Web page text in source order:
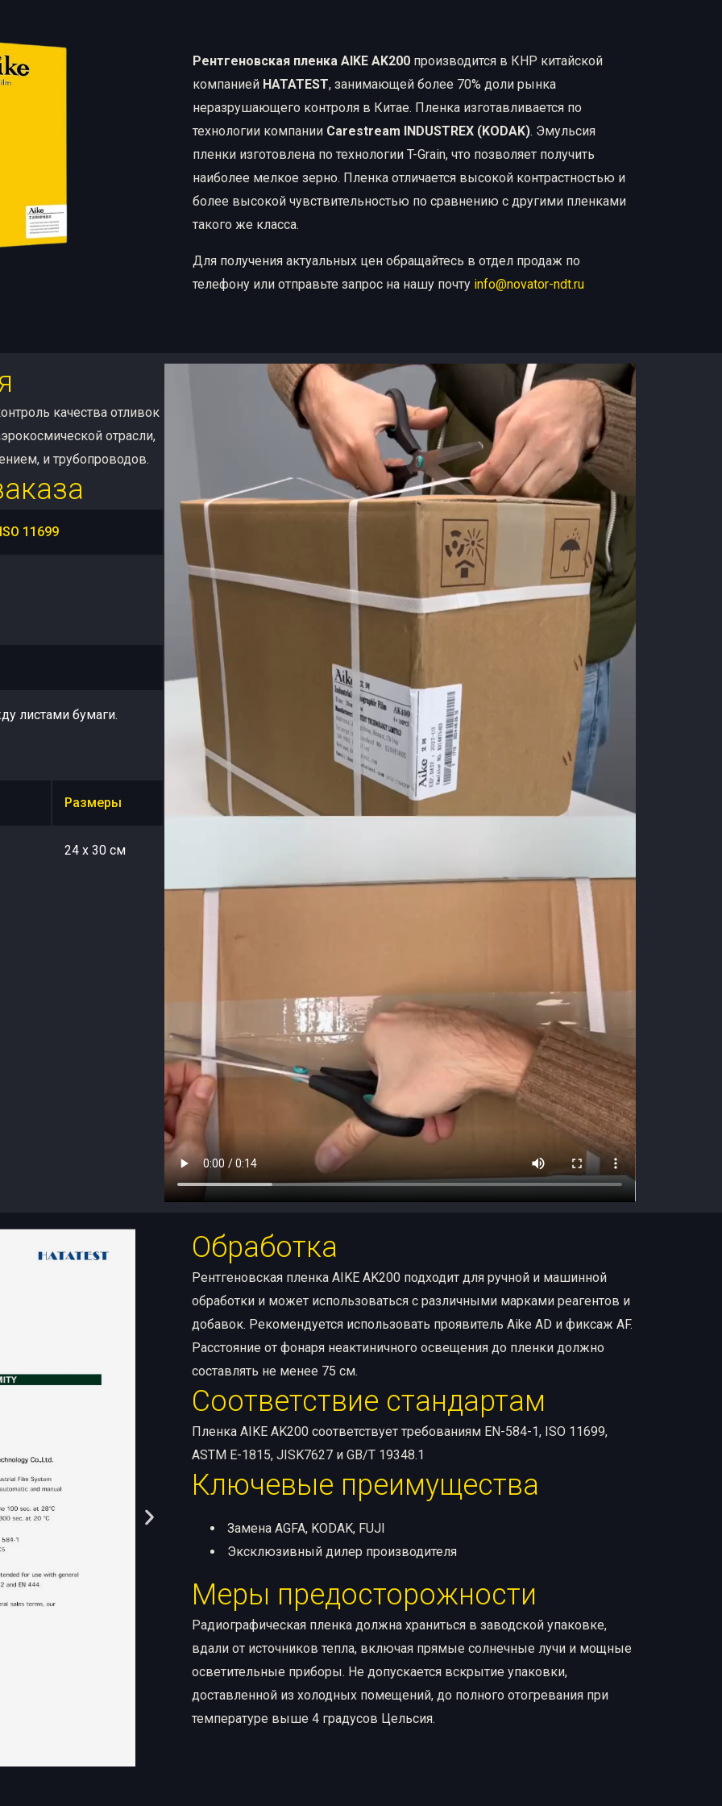
Химические реактивы
Рентгеновская пленка AIKE AK200производится в КНР китайской
компанией HATATEST, занимающей более 70% доли рынка
неразрушающего контроля в Китае. Пленка изготавливается по
технологии компании Carestream INDUSTREX (KODAK). Эмульсия
пленки изготовлена по технологии T-Grain, что позволяет получить
наиболее мелкое зерно. Пленка отличается высокой контрастностью и
более высокой чувствительностью по сравнению с другими пленками
такого же класса.
Для получения актуальных цен обращайтесь в отдел продаж по
телефону или отправьте запрос на нашу почту info@novator-ndt.ru
качества отливок
отрасли,
и трубопроводов.
11699
листами бумаги.
Размеры
24 x 30 см
Обработка
Рентгеновская пленка AIKE AK200 подходит для ручной и машинной
обработки и может использоваться с различными марками реагентов и
добавок. Рекомендуется использовать проявитель Aike AD и фиксаж AF.
Расстояние от фонаря неактиничного освещения до пленки должно
составлять не менее 75 см.
Соответствие стандартам
Пленка AIKE AK200 соответствует требованиям EN-584-1, ISO 11699,
ASTM E-1815, JISK7627 и GB/T 19348.1
Ключевые преимущества
Замена AGFA, KODAK, FUJI
Эксклюзивный дилер производителя
Меры предосторожности
Радиографическая пленка должна храниться в заводской упаковке,
вдали от источников тепла, включая прямые солнечные лучи и мощные
осветительные приборы. Не допускается вскрытие упаковки,
доставленной из холодных помещений, до полного отогревания при
температуре выше 4 градусов Цельсия.